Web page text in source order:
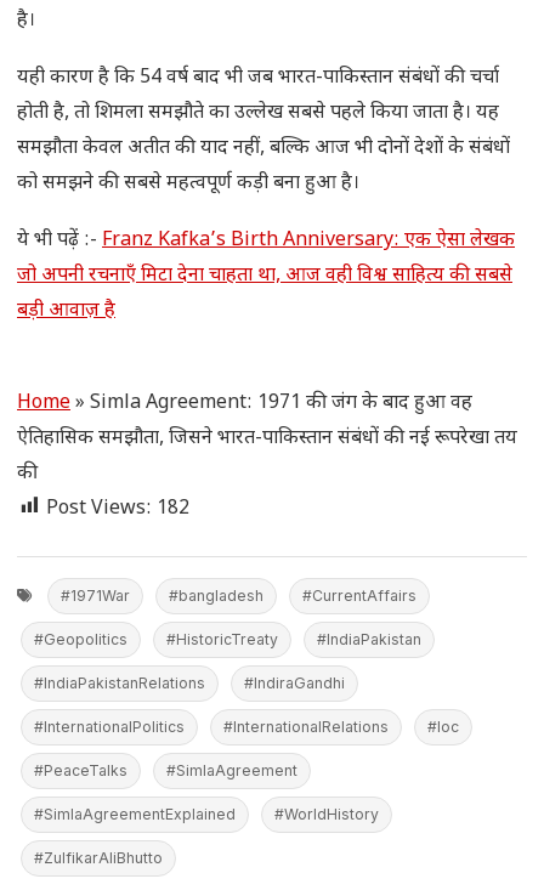
है।
यही कारण है कि 54 वर्ष बाद भी जब भारत-पाकिस्तान संबंधों की चर्चा
होती है, तो शिमला समझौते का उल्लेख सबसे पहले किया जाता है। यह
समझौता केवल अतीत की याद नहीं, बल्कि आज भी दोनों देशों के संबंधों
को समझने की सबसे महत्वपूर्ण कड़ी बना हुआ है।
ये भी पढ़ें :- Franz Kafka’s Birth Anniversary: एक ऐसा लेखक
जो अपनी रचनाएँ मिटा देना चाहता था, आज वही विश्व साहित्य की सबसे
बड़ी आवाज़ है
Home» Simla Agreement: 1971 की जंग के बाद हुआ वह
ऐतिहासिक समझौता, जिसने भारत-पाकिस्तान संबंधों की नई रूपरेखा तय
की
Post Views: 182
#1971War #bangladesh #CurrentAffairs
#Geopolitics #HistoricTreaty #IndiaPakistan
#IndiaPakistanRelations #IndiraGandhi
#InternationalPolitics #InternationalRelations #loc
#PeaceTalks #SimlaAgreement
#SimlaAgreementExplained #WorldHistory
#ZulfikarAliBhutto